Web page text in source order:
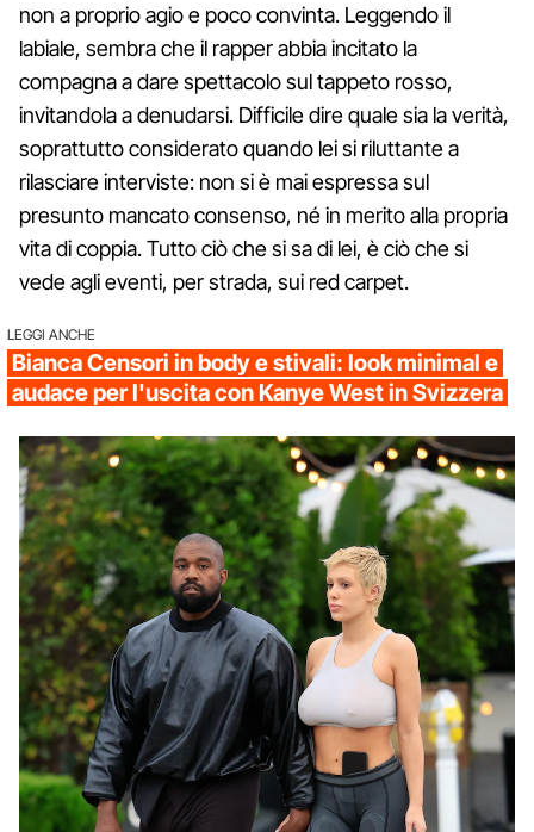
non a proprio agio e poco convinta. Leggendo il
labiale, sembra che il rapper abbia incitato la
compagna a dare spettacolo sul tappeto rosso,
invitandola a denudarsi. Difficile dire quale sia la verità,
soprattutto considerato quando lei si riluttante a
rilasciare interviste: non si è mai espressa sul
presunto mancato consenso, né in merito alla propria
vita di coppia. Tutto ciò che si sa di lei, è ciò che si
vede agli eventi, per strada, sui red carpet.
LEGGI ANCHE
Bianca Censori in body e stivali: look minimal e
audace per l'uscita con Kanye West in Svizzera